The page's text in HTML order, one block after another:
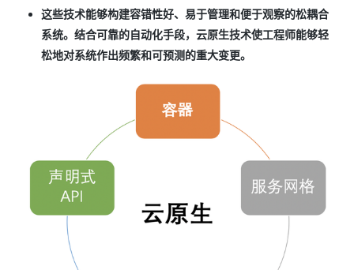
这些技术能够构建容错性好、易于管理和便于观察的松耦合
系统。结合可靠的自动化手段，云原生技术使工程师能够轻
松地对系统作出频繁和可预测的重大变更。